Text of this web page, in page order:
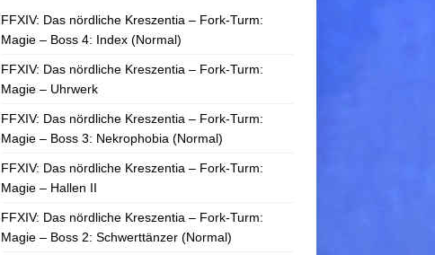
FFXIV: Das nördliche Kreszentia – Fork-Turm:
Magie – Boss 4: Index (Normal)
FFXIV: Das nördliche Kreszentia – Fork-Turm:
Magie – Uhrwerk
FFXIV: Das nördliche Kreszentia – Fork-Turm:
Magie – Boss 3: Nekrophobia (Normal)
FFXIV: Das nördliche Kreszentia – Fork-Turm:
Magie – Hallen II
FFXIV: Das nördliche Kreszentia – Fork-Turm:
Magie – Boss 2: Schwerttänzer (Normal)